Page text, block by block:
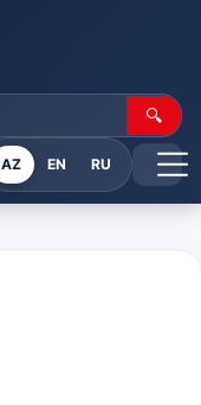
🔍
AZ EN RU